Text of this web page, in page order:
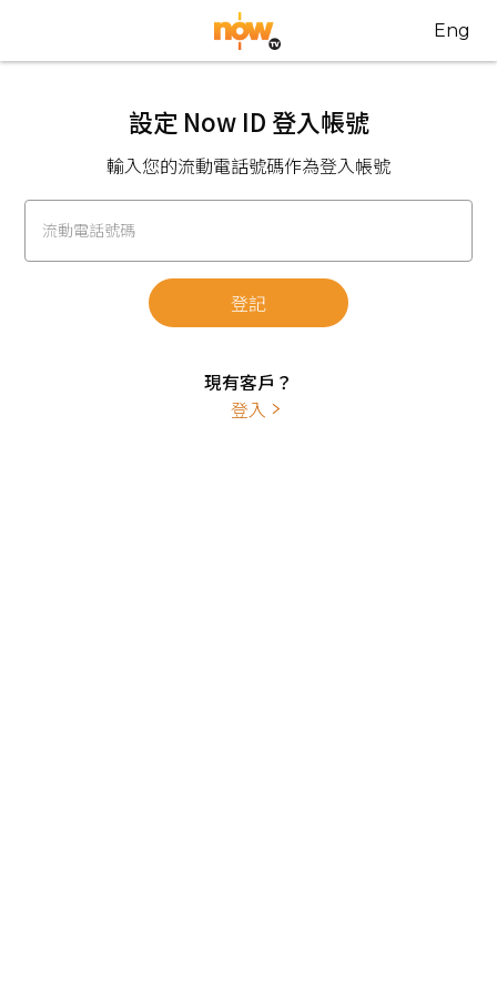
Eng
設定 Now ID 登入帳號
輸入您的流動電話號碼作為登入帳號
流動電話號碼
登記
現有客戶？
登入